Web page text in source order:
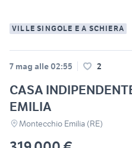
VILLE SINGOLE E A SCHIERA
7 mag alle 02:55 2
CASA
EMILIA
Montecchio Emilia (RE)